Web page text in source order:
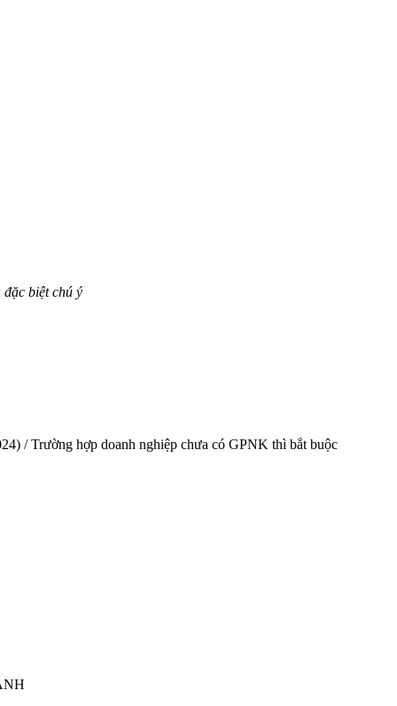
đặc biệt chú ý
/ Trường hợp doanh nghiệp chưa có GPNK thì bắt buộc